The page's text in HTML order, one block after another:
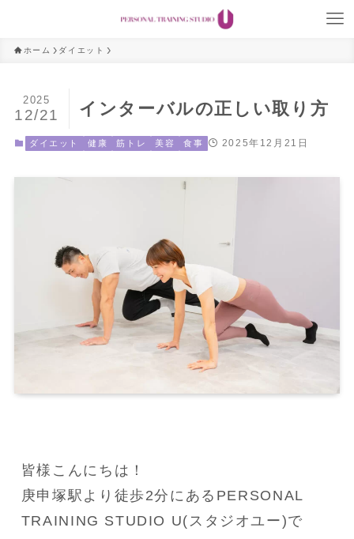
ホーム ダイエット
インターバルの正しい取り方
2025
12/21
ダイエット 健康 筋トレ 美容 食事 2025年12月21日
皆様こんにちは！
庚申塚駅より徒歩2分にあるPERSONAL
TRAINING STUDIO U(スタジオユー)で